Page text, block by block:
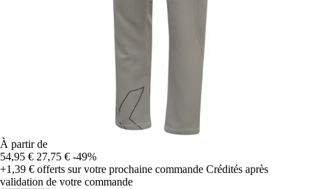
À partir de
54,95 € 27,75 € -49%
+1,39 € offerts sur votre prochaine commande Crédités après
validation de votre commande